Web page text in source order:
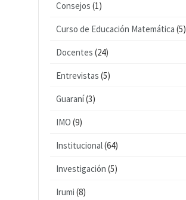
Consejos (1)
Curso de Educación Matemática (5)
Docentes (24)
Entrevistas (5)
Guaraní(3)
IMO (9)
Institucional(64)
Investigación (5)
Irumi (8)